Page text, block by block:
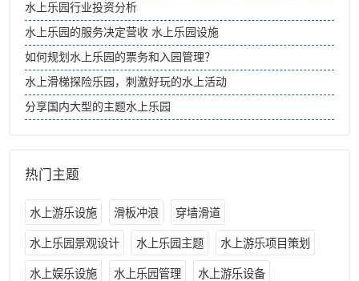
水上乐园行业投资分析
水上乐园的服务决定营收 水上乐园设施
如何规划水上乐园的票务和入园管理？
水上滑梯探险乐园，刺激好玩的水上活动
分享国内大型的主题水上乐园
热门主题
水上游乐设施 滑板冲浪 穿墙滑道
水上乐园景观设计 水上乐园主题 水上游乐项目策划
水上娱乐设施 水上乐园管理 水上游乐设备